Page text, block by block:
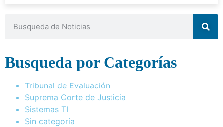
Busqueda por Categorías
Tribunal de Evaluación
Suprema Corte de Justicia
Sistemas TI
Sin categoría